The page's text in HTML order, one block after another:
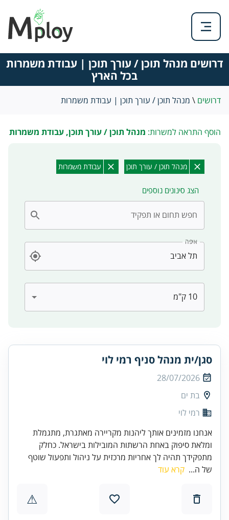
דרושים מנהל תוכן / עורך תוכן | עבודת משמרות
בכל הארץ
דרושים \ מנהל תוכן / עורך תוכן | עבודת משמרות
הוסף התראה למשרות: מנהל תוכן / עורך תוכן, עבודת משמרות
מנהל תוכן / עורך תוכן עבודת משמרות
הצג סינונים נוספים
חפש תחום או תפקיד
איפה
סגן/ית מנהל סניף רמי לוי
28/07/2026
בת ים
רמי לוי
אנחנו מזמינים אותך ליהנות מקריירה מאתגרת, מתגמלת
ומלאת סיפוק באחת הרשתות המובילות בישראל. כחלק
מתפקידך תהיה לך אחריות מרכזית על ניהול ותפעול שוטף
של ה... קרא עוד
⚠